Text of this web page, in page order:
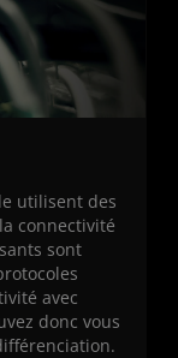
utilisent des
connectivité
sont
avec
donc vous